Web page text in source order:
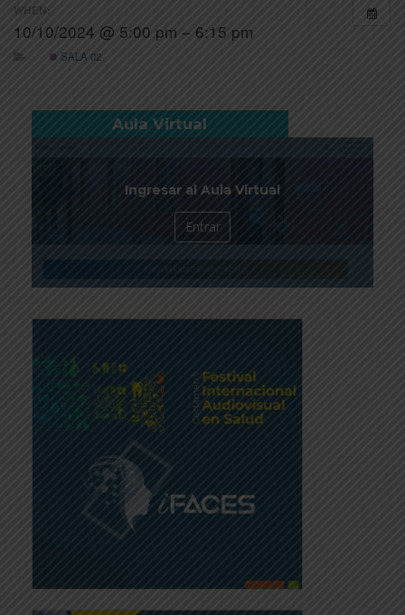
WHEN:
10/10/2024 @ 5:00 pm – 6:15 pm
SALA 02
Aula Virtual
Ingresar al Aula Virtual
Entrar